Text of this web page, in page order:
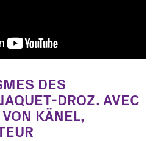
DES
DROZ. AVEC
KÄNEL,